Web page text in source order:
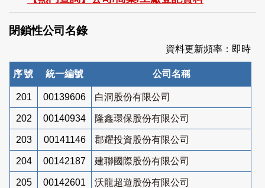
索
閉鎖性公司名錄
資料更新頻率：即時
序號 統一編號 公司名稱
201 00139606 白洞股份有限公司
202 00140934 隆鑫環保股份有限公司
203 00141146 郡耀投資股份有限公司
204 00142187 建聯國際股份有限公司
205 00142601 沃龍超遊股份有限公司